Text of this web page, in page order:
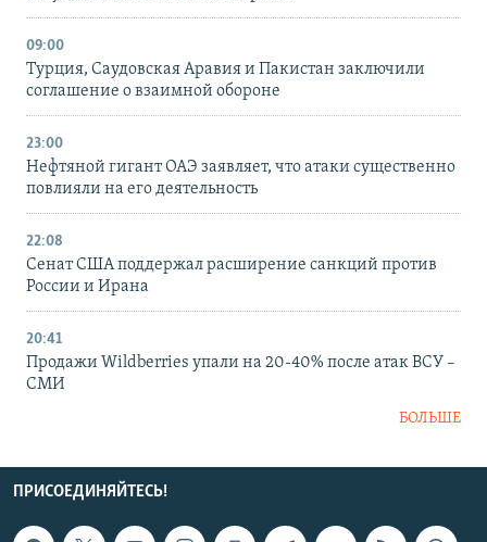
09:00
Турция, Саудовская Аравия и Пакистан заключили
соглашение о взаимной обороне
23:00
Нефтяной гигант ОАЭ заявляет, что атаки существенно
повлияли на его деятельность
22:08
Сенат США поддержал расширение санкций против
России и Ирана
20:41
Продажи Wildberries упали на 20-40% после атак ВСУ –
СМИ
БОЛЬШЕ
ПРИСОЕДИНЯЙТЕСЬ!